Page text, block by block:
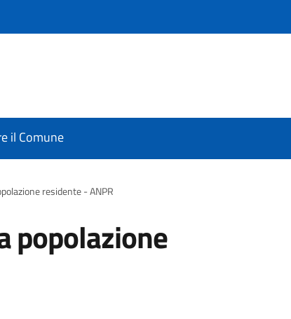
il Comune
residente - ANPR
popolazione